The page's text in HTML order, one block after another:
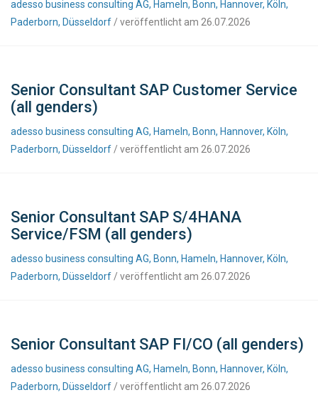
adesso business consulting AG, Hameln, Bonn, Hannover, Köln,
Paderborn, Düsseldorf / veröffentlicht am 26.07.2026
Senior Consultant SAP Customer Service
(all genders)
adesso business consulting AG, Hameln, Bonn, Hannover, Köln,
Paderborn, Düsseldorf / veröffentlicht am 26.07.2026
Senior Consultant SAP S/4HANA
Service/FSM (all genders)
adesso business consulting AG, Bonn, Hameln, Hannover, Köln,
Paderborn, Düsseldorf / veröffentlicht am 26.07.2026
Senior Consultant SAP FI/CO (all genders)
adesso business consulting AG, Hameln, Bonn, Hannover, Köln,
Paderborn, Düsseldorf / veröffentlicht am 26.07.2026